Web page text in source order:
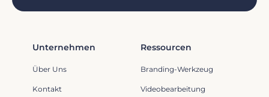
Unternehmen
Über Uns
Kontakt
Ressourcen
Branding-Werkzeug
Videobearbeitung